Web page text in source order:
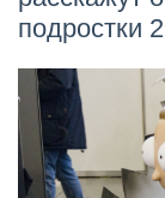
​Wacken
подростки